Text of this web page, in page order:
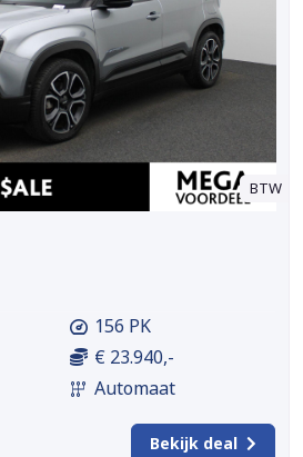
BTW
156 PK
€ 23.940,-
Automaat
Bekijk deal